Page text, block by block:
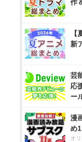
作
新
芸
応
ー
漫
め
オ